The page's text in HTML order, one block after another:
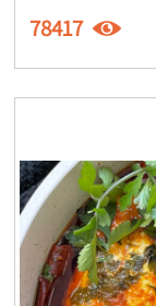
78417